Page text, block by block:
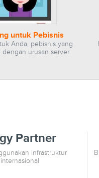
untuk Pebisnis
Anda, pebisnis yang
urusan server.
Partner
infrastruktur